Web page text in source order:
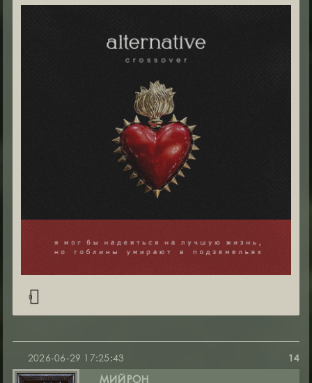
0
14
2026-06-29 17:25:43
МИЙРОН